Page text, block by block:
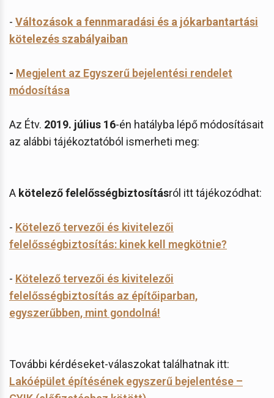
- Változások a fennmaradási és a jókarbantartási
kötelezés szabályaiban
- Megjelent az Egyszerű bejelentési rendelet
módosítása
Az Étv. 2019. július 16-én hatályba lépő módosításait
az alábbi tájékoztatóból ismerheti meg:
A kötelező felelősségbiztosításról itt tájékozódhat:
- Kötelező tervezői és kivitelezői
felelősségbiztosítás: kinek kell megkötnie?
- Kötelező tervezői és kivitelezői
felelősségbiztosítás az építőiparban,
egyszerűbben, mint gondolná!
További kérdéseket-válaszokat találhatnak itt:
Lakóépület építésének egyszerű bejelentése –